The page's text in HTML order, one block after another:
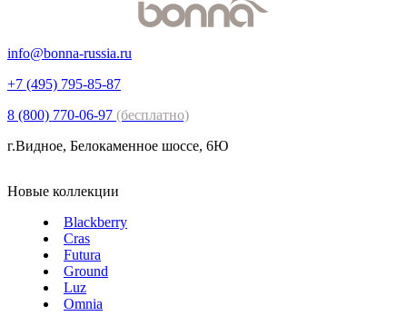
info@bonna-russia.ru
+7 (495) 795-85-87
8 (800) 770-06-97 (бесплатно)
г.Видное, Белокаменное шоссе, 6Ю
Новые коллекции
Blackberry
Cras
Futura
Ground
Luz
Omnia